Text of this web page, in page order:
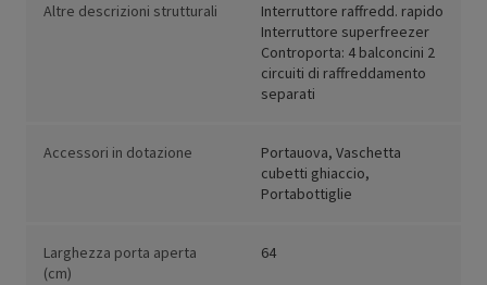
Altre descrizioni strutturali
Interruttore raffredd. rapido
Interruttore superfreezer
Controporta: 4 balconcini 2
circuiti di raffreddamento
separati
Accessori in dotazione
Portauova, Vaschetta
cubetti ghiaccio,
Portabottiglie
Larghezza porta aperta
(cm)
64